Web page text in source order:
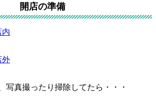
開店の準備
写真撮ったり掃除してたら・・・